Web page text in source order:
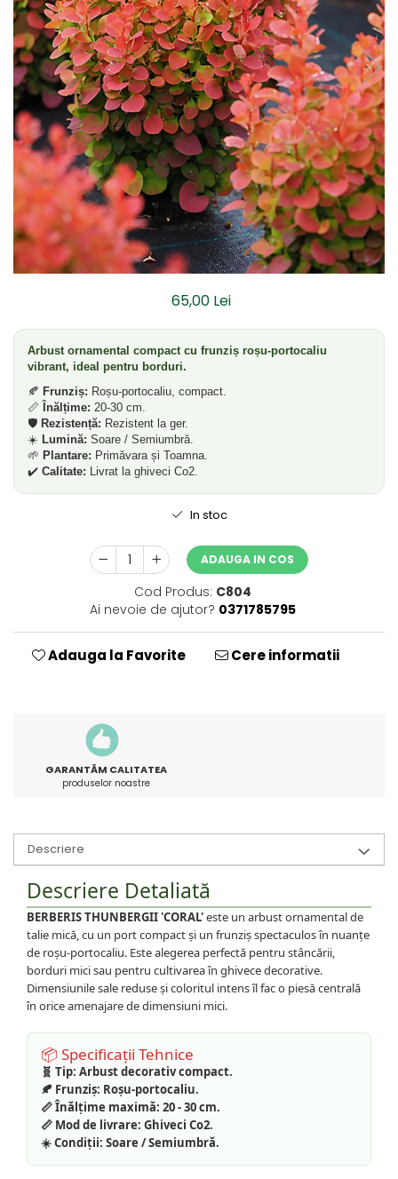
Dud
Corn
Smochin
Kaki
Mosmon
Prun
Kiwi
Migdal
Rodiu
65,00 Lei
Arbust ornamental compact cu frunziș roșu-portocaliu
vibrant, ideal pentru borduri.
🍂 Frunziș: Roșu-portocaliu, compact.
📏 Înălțime: 20-30 cm.
🛡️ Rezistență: Rezistent la ger.
☀️ Lumină: Soare / Semiumbră.
🌱 Plantare: Primăvara și Toamna.
✔️ Calitate: Livrat la ghiveci Co2.
In stoc
ADAUGA IN COS
Cod Produs: C804
Ai nevoie de ajutor? 0371785795
Adauga la Favorite Cere informatii
GARANTĂM CALITATEA
produselor noastre
Descriere
Descriere Detaliată
BERBERIS THUNBERGII 'CORAL'este un arbust ornamental de
talie mică, cu un port compact și un frunziș spectaculos în nuanțe
de roșu-portocaliu. Este alegerea perfectă pentru stâncării,
borduri mici sau pentru cultivarea în ghivece decorative.
Dimensiunile sale reduse și coloritul intens îl fac o piesă centrală
în orice amenajare de dimensiuni mici.
📦 Specificații Tehnice
🧬 Tip: Arbust decorativ compact.
🍂 Frunziș: Roșu-portocaliu.
📏 Înălțime maximă: 20 - 30 cm.
📏 Mod de livrare: Ghiveci Co2.
☀️ Condiții: Soare / Semiumbră.